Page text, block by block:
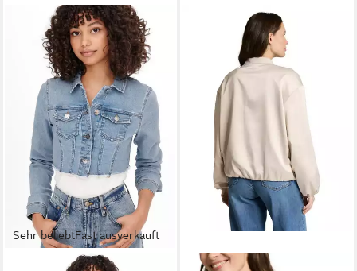
Sehr beliebtFast ausverkauft
TOM TAILOR